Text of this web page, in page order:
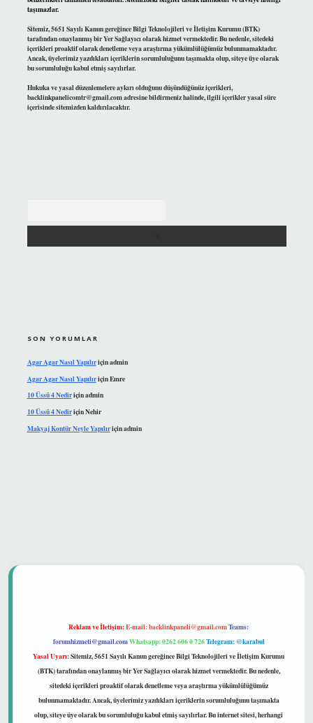
taşımazlar.
Sitemiz, 5651 Sayılı Kanun gereğince Bilgi Teknolojileri ve İletişim Kurumu (BTK)
tarafından onaylanmış bir Yer Sağlayıcı olarak hizmet vermektedir. Bu nedenle, sitedeki
içerikleri proaktif olarak denetleme veya araştırma yükümlülüğümüz bulunmamaktadır.
Ancak, üyelerimiz yazdıkları içeriklerin sorumluluğunu taşımakta olup, siteye üye olarak
bu sorumluluğu kabul etmiş sayılırlar.
Hukuka ve yasal düzenlemelere aykırı olduğunu düşündüğünüz içerikleri,
backlinkpanelicomtr@gmail.comadresine bildirmeniz halinde, ilgili içerikler yasal süre
içerisinde sitemizden kaldırılacaktır.
SON YORUMLAR
Agar Agar Nasıl Yapılıriçinadmin
Agar Agar Nasıl YapılıriçinEmre
10 Üssü 4 Nediriçinadmin
10 Üssü 4 NediriçinNehir
Makyaj Kontür Neyle Yapılıriçinadmin
Reklam ve İletişim:E-mail:backlinkpaneli@gmail.comTeams:
forumhizmeti@gmail.comWhatsapp: 0262 606 0 726Telegram: @karabul
Yasal Uyarı:Sitemiz, 5651 Sayılı Kanun gereğince Bilgi Teknolojileri ve İletişim Kurumu
(BTK) tarafından onaylanmış bir Yer Sağlayıcı olarak hizmet vermektedir. Bu nedenle,
sitedeki içerikleri proaktif olarak denetleme veya araştırma yükümlülüğümüz
bulunmamaktadır. Ancak, üyelerimiz yazdıkları içeriklerin sorumluluğunu taşımakta
olup, siteye üye olarak bu sorumluluğu kabul etmiş sayılırlar. Bu internet sitesi, herhangi